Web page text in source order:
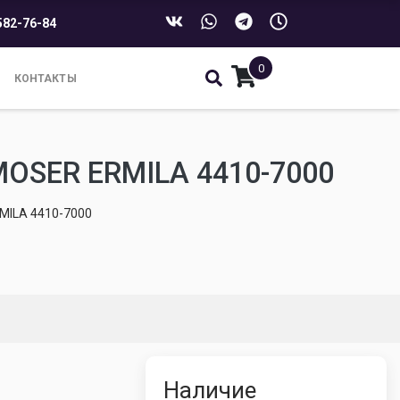
76-84
КОНТАКТЫ
0
ERMILA 4410-7000
4410-7000
Наличие